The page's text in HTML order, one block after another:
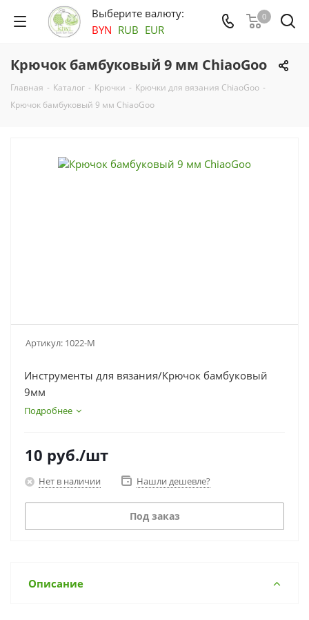
Выберите валюту:
BYN RUB EUR
0
Крючок бамбуковый 9 мм ChiaoGoo
Главная - Каталог - Крючки - Крючки для вязания ChiaoGoo -
Крючок бамбуковый 9 мм ChiaoGoo
Артикул: 1022-M
Инструменты для вязания/Крючок бамбуковый
9мм
Подробнее
10 руб./шт
Нет в наличии Нашли дешевле?
Под заказ
Описание